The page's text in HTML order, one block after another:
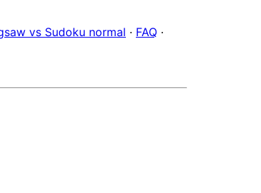
vs Sudoku normal · FAQ ·